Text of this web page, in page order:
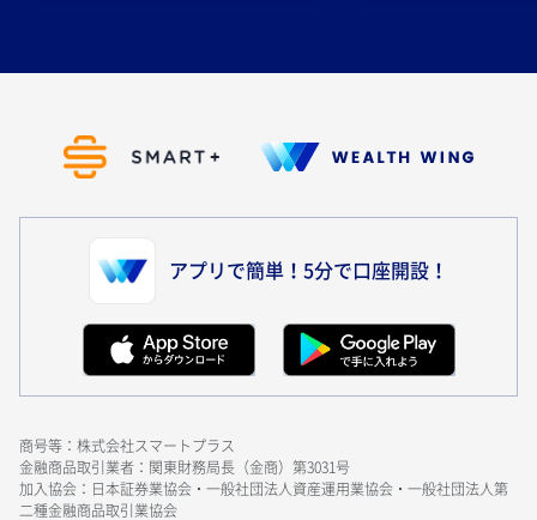
アプリで簡単！5分で口座開設！
商号等：株式会社スマートプラス
金融商品取引業者：関東財務局長（金商）第3031号
加入協会：日本証券業協会・一般社団法人資産運用業協会・一般社団法人第
二種金融商品取引業協会